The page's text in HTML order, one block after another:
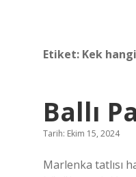
Etiket: Kek
Ballı
Tarih: Ekim 15, 2024
Marlenka tatlısı